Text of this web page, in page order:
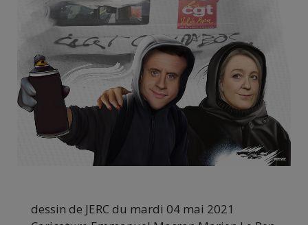
dessin de JERC du mardi 04 mai 2021